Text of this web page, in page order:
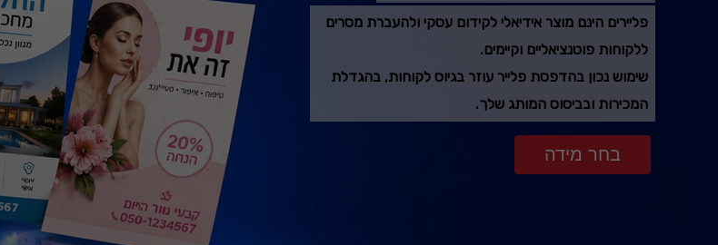
פליירים הינם מוצר אידיאלי לקידום עסקי ולהעברת מסרים
ללקוחות פוטנציאליים וקיימים.
שימוש נכון בהדפסת פלייר עוזר בגיוס לקוחות, בהגדלת
המכירות ובביסוס המותג שלך.
בחר מידה